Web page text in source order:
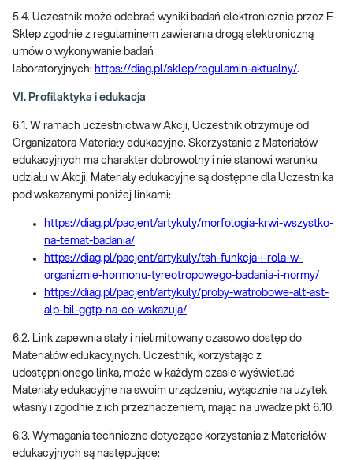
5.4. Uczestnik może odebrać wyniki badań elektronicznie przez E-
Sklep zgodnie z regulaminem zawierania drogą elektroniczną
umów o wykonywanie badań
laboratoryjnych: https://diag.pl/sklep/regulamin-aktualny/.
VI. Profilaktyka i edukacja
6.1. W ramach uczestnictwa w Akcji, Uczestnik otrzymuje od
Organizatora Materiały edukacyjne. Skorzystanie z Materiałów
edukacyjnych ma charakter dobrowolny i nie stanowi warunku
udziału w Akcji. Materiały edukacyjne są dostępne dla Uczestnika
pod wskazanymi poniżej linkami:
https://diag.pl/pacjent/artykuly/morfologia-krwi-wszystko-
na-temat-badania/
https://diag.pl/pacjent/artykuly/tsh-funkcja-i-rola-w-
organizmie-hormonu-tyreotropowego-badania-i-normy/
https://diag.pl/pacjent/artykuly/proby-watrobowe-alt-ast-
alp-bil-ggtp-na-co-wskazuja/
6.2. Link zapewnia stały i nielimitowany czasowo dostęp do
Materiałów edukacyjnych. Uczestnik, korzystając z
udostępnionego linka, może w każdym czasie wyświetlać
Materiały edukacyjne na swoim urządzeniu, wyłącznie na użytek
własny i zgodnie z ich przeznaczeniem, mając na uwadze pkt 6.10.
6.3. Wymagania techniczne dotyczące korzystania z Materiałów
edukacyjnych są następujące: